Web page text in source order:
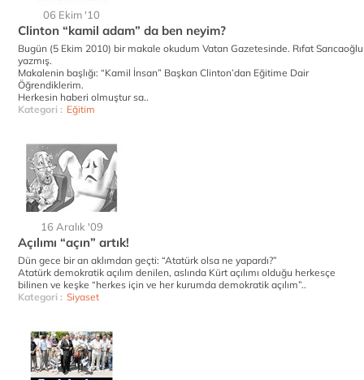
06 Ekim '10
Clinton “kamil adam” da ben neyim?
Bugün (5 Ekim 2010) bir makale okudum Vatan Gazetesinde. Rıfat Sarıcaoğlu
yazmış.
Makalenin başlığı: “Kamil İnsan” Başkan Clinton’dan Eğitime Dair
Öğrendiklerim.
Herkesin haberi olmuştur sa..
Kategori : Eğitim
16 Aralık '09
Açılımı “açın” artık!
Dün gece bir an aklımdan geçti: “Atatürk olsa ne yapardı?”
Atatürk demokratik açılım denilen, aslında Kürt açılımı olduğu herkesçe
bilinen ve keşke “herkes için ve her kurumda demokratik açılım”..
Kategori : Siyaset